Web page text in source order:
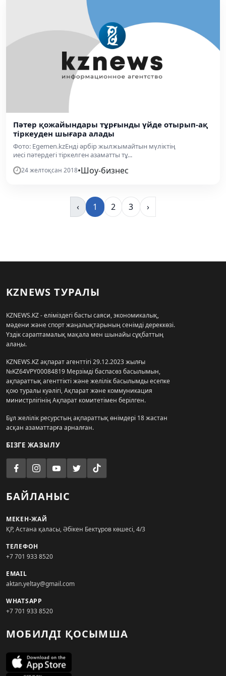
Пәтер қожайындары тұрғынды үйде отырып-ақ
тіркеуден шығара алады
Фото: Egemen.kzЕнді әрбір жылжымайтын мүліктің
иесі пәтердегі тіркелген азаматты тұ...
24 желтоқсан 2018•Шоу-бизнес
‹ 1 2 3 ›
KZNEWS ТУРАЛЫ
KZNEWS.KZ - еліміздегі басты саяси, экономикалық,
мәдени және спорт жаңалықтарының сенімді дереккөзі.
Үздік сараптамалық мақала мен шынайы сұқбаттың
алаңы.
KZNEWS.KZ ақпарат агенттігі 29.12.2023 жылғы
№KZ64VPY00084819 Мерзімді баспасөз басылымын,
ақпараттық агенттікті және желілік басылымды есепке
қою туралы куәлігі, Ақпарат және коммуникация
министрлігінің Ақпарат комитетімен берілген.
Бұл желілік ресурстың ақпараттық өнімдері 18 жастан
асқан азаматтарға арналған.
БІЗГЕ ЖАЗЫЛУ
БАЙЛАНЫС
МЕКЕН-ЖАЙ
ҚР, Астана қаласы, Әбікен Бектұров көшесі, 4/3
ТЕЛЕФОН
+7 701 933 8520
EMAIL
aktan.yeltay@gmail.com
WHATSAPP
+7 701 933 8520
МОБИЛДІ ҚОСЫМША